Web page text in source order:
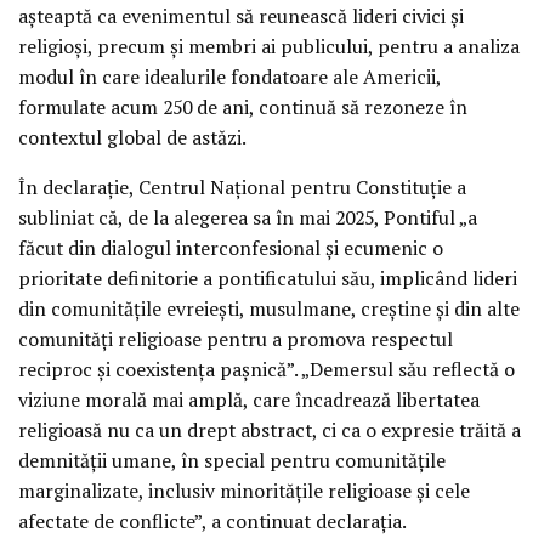
așteaptă ca evenimentul să reunească lideri civici și
religioși, precum și membri ai publicului, pentru a analiza
modul în care idealurile fondatoare ale Americii,
formulate acum 250 de ani, continuă să rezoneze în
contextul global de astăzi.
În declarație, Centrul Național pentru Constituție a
subliniat că, de la alegerea sa în mai 2025, Pontiful „a
făcut din dialogul interconfesional și ecumenic o
prioritate definitorie a pontificatului său, implicând lideri
din comunitățile evreiești, musulmane, creștine și din alte
comunități religioase pentru a promova respectul
reciproc și coexistența pașnică”. „Demersul său reflectă o
viziune morală mai amplă, care încadrează libertatea
religioasă nu ca un drept abstract, ci ca o expresie trăită a
demnității umane, în special pentru comunitățile
marginalizate, inclusiv minoritățile religioase și cele
afectate de conflicte”, a continuat declarația.